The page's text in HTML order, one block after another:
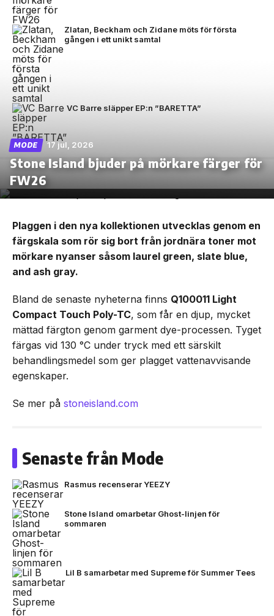
Zlatan, Beckham och Zidane möts för första
gången i ett unikt samtal
VC Barre släpper EP:n ”BARETTA”
MODE 17 jul, 2026
Stone Island bjuder på mörkare färger för
FW26
Plaggen i den nya kollektionen utvecklas genom en
färgskala som rör sig bort från jordnära toner mot
mörkare nyanser såsom laurel green, slate blue,
and ash gray.
Bland de senaste nyheterna finns Q100011 Light
Compact Touch Poly-TC, som får en djup, mycket
mättad färgton genom garment dye-processen. Tyget
färgas vid 130 °C under tryck med ett särskilt
behandlingsmedel som ger plagget vattenavvisande
egenskaper.
Se mer på stoneisland.com
Senaste från Mode
Rasmus recenserar YEEZY
Stone Island omarbetar Ghost-linjen för
sommaren
Lil B samarbetar med Supreme för Summer Tees